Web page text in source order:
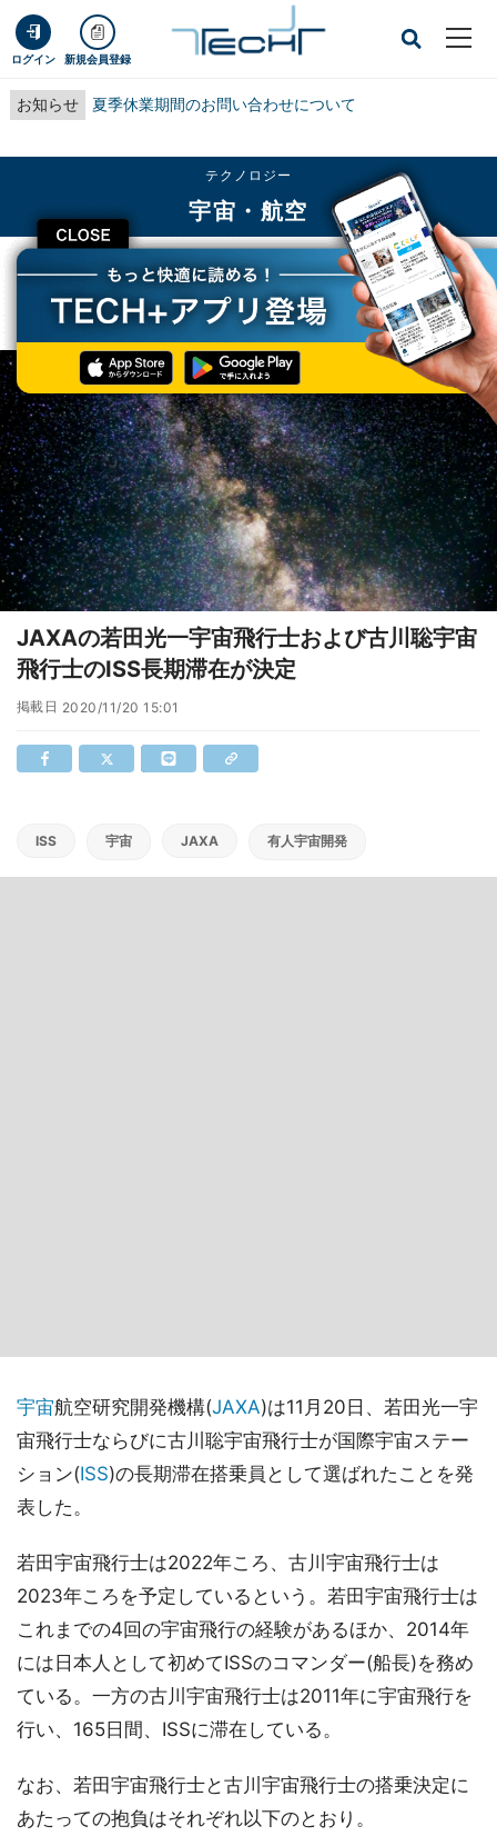
ログイン 新規会員登録
お知らせ 夏季休業期間のお問い合わせについて
CLOSE
テクノロジー
宇宙・航空
TECH+ テクノロジー
宇宙・航空
JAXAの若田光一宇宙飛行士および古川聡宇宙飛行士のISS長期滞在が決定
JAXAの若田光一宇宙飛行士および古川聡宇宙
飛行士のISS長期滞在が決定
掲載日 2020/11/20 15:01
ISS 宇宙 JAXA 有人宇宙開発
宇宙航空研究開発機構(JAXA)は11月20日、若田光一宇
宙飛行士ならびに古川聡宇宙飛行士が国際宇宙ステー
ション(ISS)の長期滞在搭乗員として選ばれたことを発
表した。
若田宇宙飛行士は2022年ころ、古川宇宙飛行士は
2023年ころを予定しているという。若田宇宙飛行士は
これまでの4回の宇宙飛行の経験があるほか、2014年
には日本人として初めてISSのコマンダー(船長)を務め
ている。一方の古川宇宙飛行士は2011年に宇宙飛行を
行い、165日間、ISSに滞在している。
なお、若田宇宙飛行士と古川宇宙飛行士の搭乗決定に
あたっての抱負はそれぞれ以下のとおり。